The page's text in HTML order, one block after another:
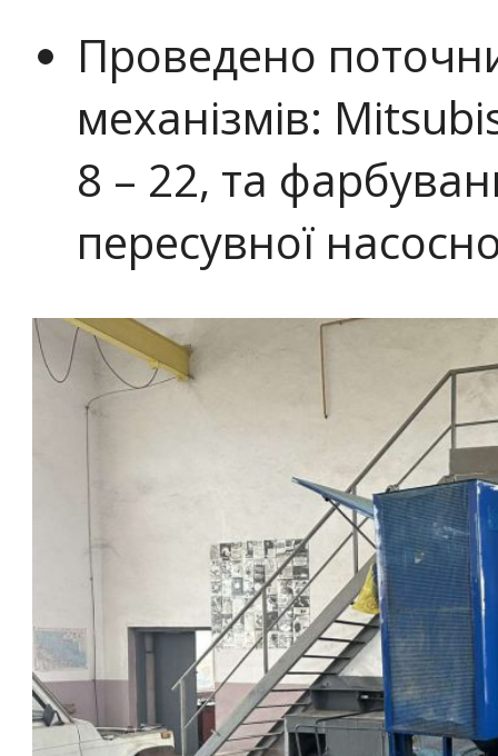
Проведено
механізмів:
8 – 22, та
пересувної